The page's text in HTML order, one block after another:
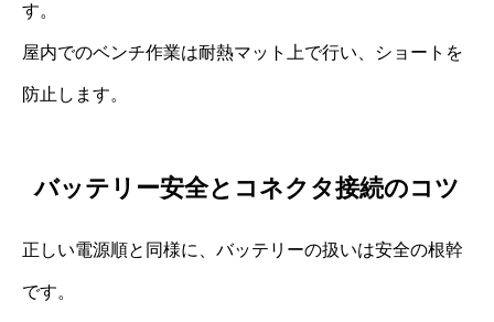
す。
屋内でのベンチ作業は耐熱マット上で行い、ショートを
防止します。
バッテリー安全とコネクタ接続のコツ
正しい電源順と同様に、バッテリーの扱いは安全の根幹
です。